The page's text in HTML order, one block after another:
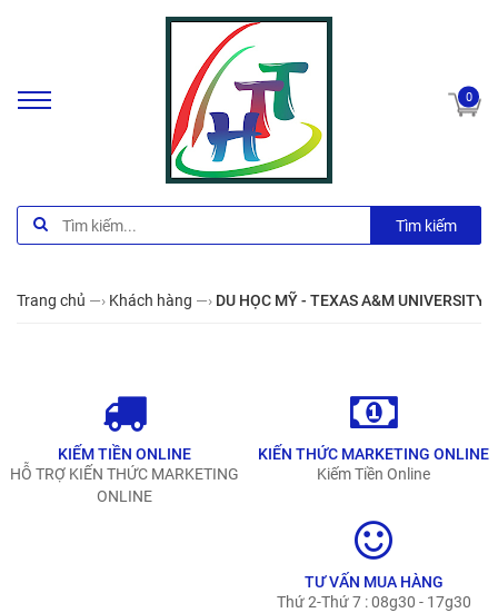
0
Tìm kiếm
Trang chủ Khách hàng DU HỌC MỸ - TEXAS A&M UNIVERSITY
KIẾM TIỀN ONLINE
HỖ TRỢ KIẾN THỨC MARKETING
ONLINE
KIẾN THỨC MARKETING ONLINE
Kiếm Tiền Online
TƯ VẤN MUA HÀNG
Thứ 2-Thứ 7 : 08g30 - 17g30